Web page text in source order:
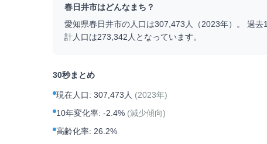
春日井市はどんなまち？
愛知県春日井市の人口は307,473 人（2023年）。 過去
計人口は273,342 人となっています。
30秒まとめ
現在人口: 307,473人 (2023年)
10年変化率: -2.4% (減少傾向)
高齢化率: 26.2%